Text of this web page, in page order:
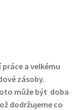
a velkému
zásoby.
může být doba
dodržujeme co